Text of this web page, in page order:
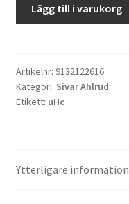
mysteriet
Lägg till i varukorg
Artikelnr: 9132122616
Kategori: Sivar Ahlrud
Etikett: uHc
Ytterligare information